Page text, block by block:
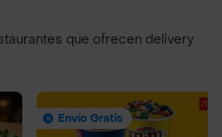
que ofrecen delivery
Envío Gratis